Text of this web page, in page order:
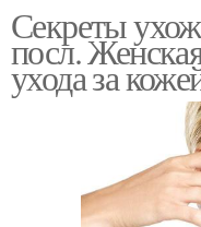
Секреты
посл.
ухода за